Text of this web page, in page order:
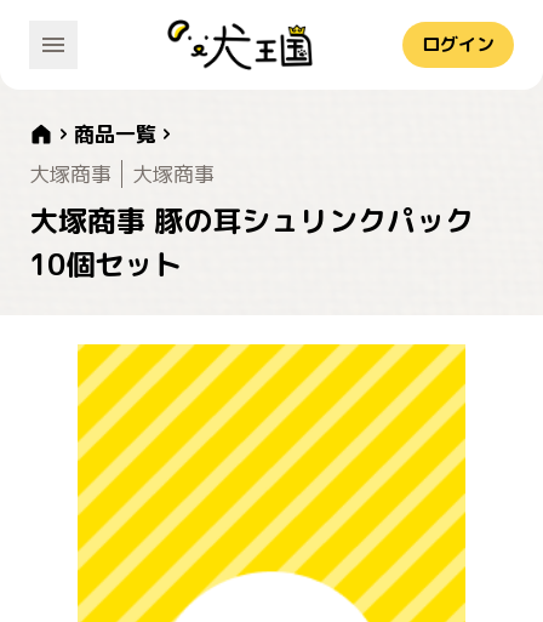
ログイン
商品一覧
大塚商事
大塚商事
大塚商事 豚の耳シュリンクパック
10個セット